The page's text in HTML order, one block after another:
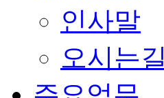
인사말
오시는길